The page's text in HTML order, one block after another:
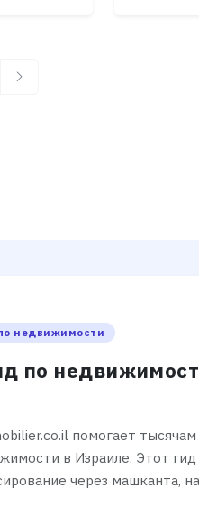
недвижимости
по
помогает
в Израиле. Этот
через машканта,